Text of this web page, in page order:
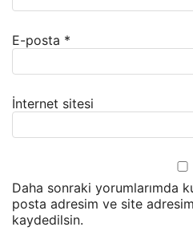
E-posta *
İnternet sitesi
Daha sonraki yorumlarımda
posta adresim ve site
kaydedilsin.